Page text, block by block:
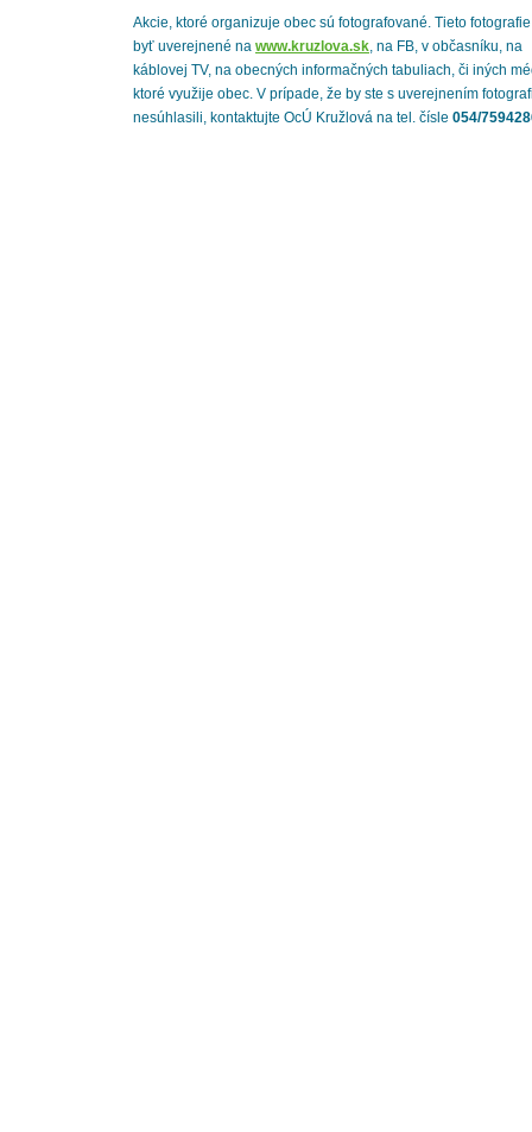
Akcie, ktoré organizuje obec sú fotografované. Tieto
byť uverejnené na www.kruzlova.sk, na FB, v občasníku, na
káblovej TV, na obecných informačných tabuliach, či iných
ktoré využije obec. V prípade, že by ste s uverejnením
nesúhlasili, kontaktujte OcÚ Kružlová na tel. čísle 054/